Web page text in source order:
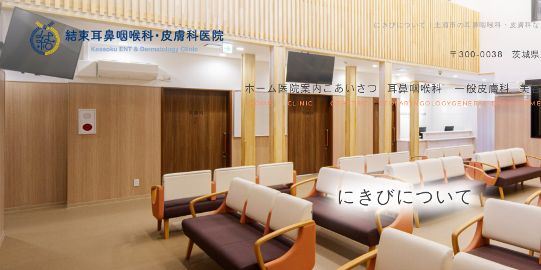
にきびについて｜土浦市の耳鼻咽喉科・皮膚科
〒300-0038 茨城
ホーム
HOME
医院案内
CLINIC
ごあいさつ
GREETING
耳鼻咽喉科
OTOLARYNGOLOGY
一般皮膚科
GENERAL-DERM
美
にきびについて